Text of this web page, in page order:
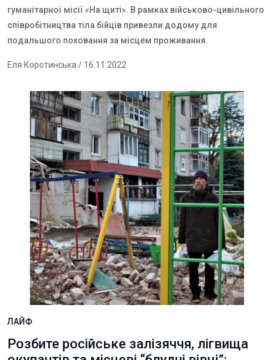
гуманітарної місії «На щиті». В рамках військово-цивільного
співробітництва тіла бійців привезли додому для
подальшого поховання за місцем проживання.
Еля Коротинська / 16.11.2022
ЛАЙФ
Розбите російське залізяччя, лігвища